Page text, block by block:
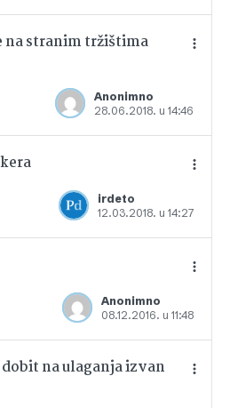
na stranim tržištima
Anonimno
28.06.2018. u 14:46
Dodajte u favorite
irdeto
12.03.2018. u 14:27
Dodajte u favorite
Anonimno
08.12.2016. u 11:48
Dodajte u favorite
na ulaganja izvan